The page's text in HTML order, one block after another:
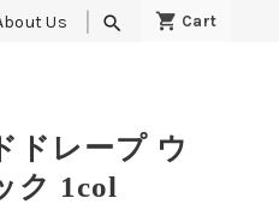
Us search
ドレープ ウ
ク 1col